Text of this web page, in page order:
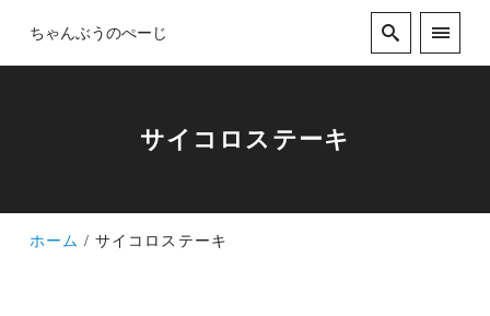
ちゃんぶうのぺーじ
サイコロステーキ
ホーム サイコロステーキ